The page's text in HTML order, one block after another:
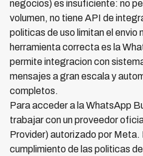
negocios) es insuficiente: no
volumen, no tiene API de
politicas de uso limitan el envio
herramienta correcta es la
permite integracion con
mensajes a gran escala y
completos.
Para acceder a la WhatsApp
trabajar con un proveedor
Provider) autorizado por Meta.
cumplimiento de las politicas